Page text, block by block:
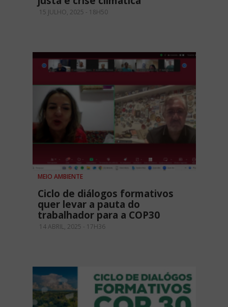
15 JULHO, 2025 - 18H50
MEIO AMBIENTE
Ciclo de diálogos formativos
quer levar a pauta do
trabalhador para a COP30
14 ABRIL, 2025 - 17H36